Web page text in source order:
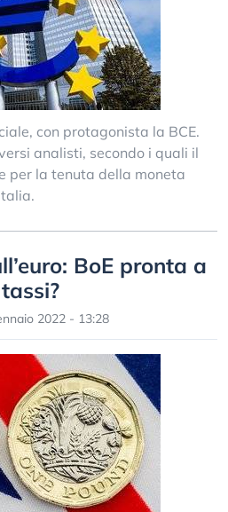
con protagonista la BCE.
analisti, secondo i quali il
per la tenuta della moneta
BoE pronta a
2022 - 13:28